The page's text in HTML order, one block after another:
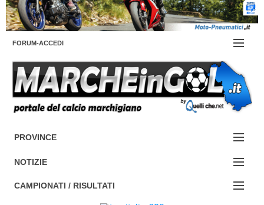
FORUM-ACCEDI
Contattaci
PROVINCE
EDIZIONE:
ANCONA
NOTIZIE
NOTIZIE:
CAMPIONATI / RISULTATI